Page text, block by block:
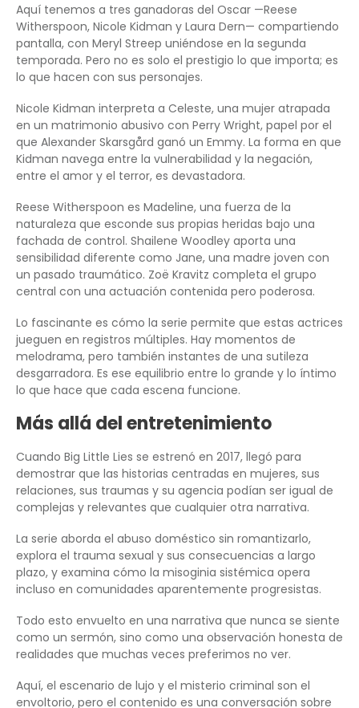
Aquí tenemos a tres ganadoras del Oscar —Reese
Witherspoon, Nicole Kidman y Laura Dern— compartiendo
pantalla, con Meryl Streep uniéndose en la segunda
temporada. Pero no es solo el prestigio lo que importa; es
lo que hacen con sus personajes.
Nicole Kidman interpreta a Celeste, una mujer atrapada
en un matrimonio abusivo con Perry Wright, papel por el
que Alexander Skarsgård ganó un Emmy. La forma en que
Kidman navega entre la vulnerabilidad y la negación,
entre el amor y el terror, es devastadora.
Reese Witherspoon es Madeline, una fuerza de la
naturaleza que esconde sus propias heridas bajo una
fachada de control. Shailene Woodley aporta una
sensibilidad diferente como Jane, una madre joven con
un pasado traumático. Zoë Kravitz completa el grupo
central con una actuación contenida pero poderosa.
Lo fascinante es cómo la serie permite que estas actrices
jueguen en registros múltiples. Hay momentos de
melodrama, pero también instantes de una sutileza
desgarradora. Es ese equilibrio entre lo grande y lo íntimo
lo que hace que cada escena funcione.
Más allá del entretenimiento
Cuando Big Little Lies se estrenó en 2017, llegó para
demostrar que las historias centradas en mujeres, sus
relaciones, sus traumas y su agencia podían ser igual de
complejas y relevantes que cualquier otra narrativa.
La serie aborda el abuso doméstico sin romantizarlo,
explora el trauma sexual y sus consecuencias a largo
plazo, y examina cómo la misoginia sistémica opera
incluso en comunidades aparentemente progresistas.
Todo esto envuelto en una narrativa que nunca se siente
como un sermón, sino como una observación honesta de
realidades que muchas veces preferimos no ver.
Aquí, el escenario de lujo y el misterio criminal son el
envoltorio, pero el contenido es una conversación sobre